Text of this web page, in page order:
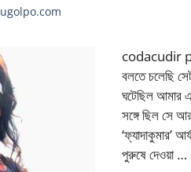
codacudir
বলতে চলেছি
ঘটেছিল আমার
সঙ্গে ছিল সে
‘ফ্যাদাকুমার’
পুরুষে দেওয়া …